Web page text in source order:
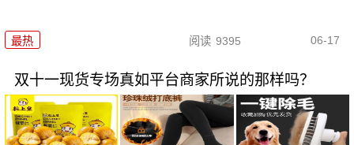
最热 阅读 9395 06-17
双十一现货专场真如平台商家所说的那样吗？